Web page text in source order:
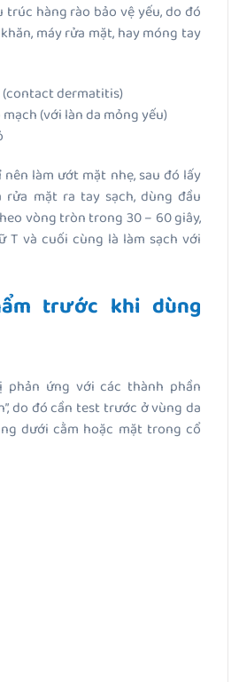
trúc hàng rào bảo vệ yếu, do đó
máy rửa mặt, hay móng tay
(contact dermatitis)
(với làn da mỏng yếu)
làm ướt mặt nhẹ, sau đó lấy
mặt ra tay sạch, dùng đầu
vòng tròn trong 30 – 60 giây,
T và cuối cùng là làm sạch với
trước khi dùng
phản ứng với các thành phần
do đó cần test trước ở vùng da
dưới cằm hoặc mặt trong cổ